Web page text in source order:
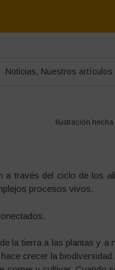
Noticias, Nuestros artículos
Ilustración
a través del ciclo de los
procesos vivos.
la tierra a las plantas y a
crecer la biodiversidad.